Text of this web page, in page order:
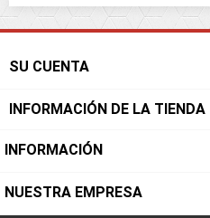
SU CUENTA
INFORMACIÓN DE LA TIENDA
INFORMACIÓN
NUESTRA EMPRESA